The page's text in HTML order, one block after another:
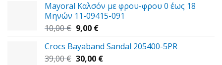
was:
14,00 €.
τιμή
είναι:
Mayoral Καλσόν με φρου-φρου 0 έως 18
Μηνών 11-09415-091
10,00€ Original
was:
10,00 €.
9,00 €Η
τιμή
είναι:
Crocs Bayaband Sandal 205400-5PR
39,00€ Original
30,00 €Η